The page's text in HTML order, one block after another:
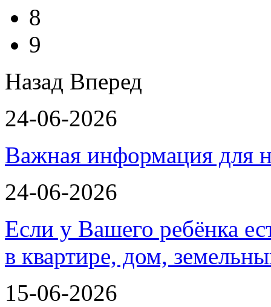
8
9
Назад Вперед
24-06-2026
Важная информация для
24-06-2026
Если у Вашего ребёнка
в квартире, дом,
15-06-2026